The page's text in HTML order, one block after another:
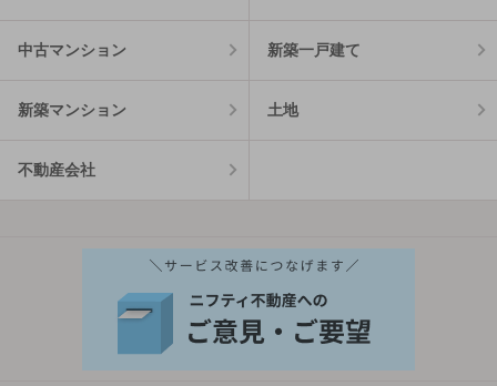
中古マンション 新築一戸建て
新築マンション 土地
不動産会社